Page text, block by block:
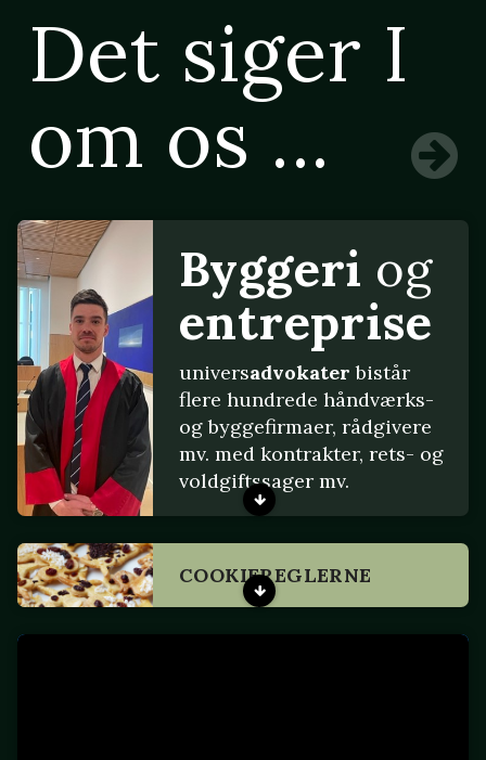
Det siger I
om os ...
Byggeri og
entreprise
universadvokater bistår
flere hundrede håndværks-
og byggefirmaer, rådgivere
mv. med kontrakter, rets- og
voldgiftssager mv.
COOKIEREGLERNE